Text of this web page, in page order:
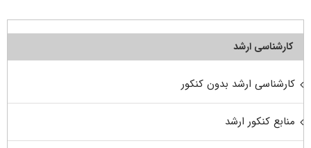
کارشناسی ارشد
کارشناسی ارشد بدون کنکور
منابع کنکور ارشد